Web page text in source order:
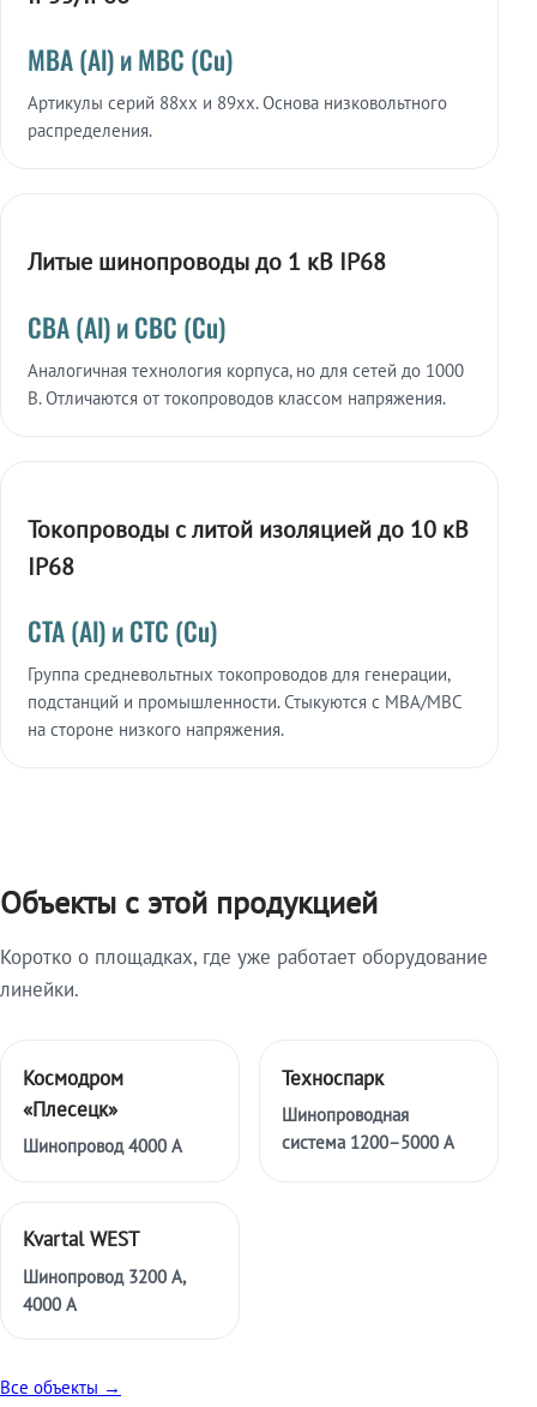
МВА (Al) и МВС (Cu)
Артикулы серий 88xx и 89xx. Основа низковольтного
распределения.
Литые шинопроводы до 1 кВ IP68
СВА (Al) и СВС (Cu)
Аналогичная технология корпуса, но для сетей до 1000
В. Отличаются от токопроводов классом напряжения.
Токопроводы с литой изоляцией до 10 кВ
IP68
СТА (Al) и СТС (Cu)
Группа средневольтных токопроводов для генерации,
подстанций и промышленности. Стыкуются с МВА/МВС
на стороне низкого напряжения.
Объекты с этой продукцией
Коротко о площадках, где уже работает оборудование
линейки.
Космодром
«Плесецк»
Шинопровод 4000 А
Техноспарк
Шинопроводная
система 1200–5000 А
Kvartal WEST
Шинопровод 3200 А,
4000 А
Все объекты →